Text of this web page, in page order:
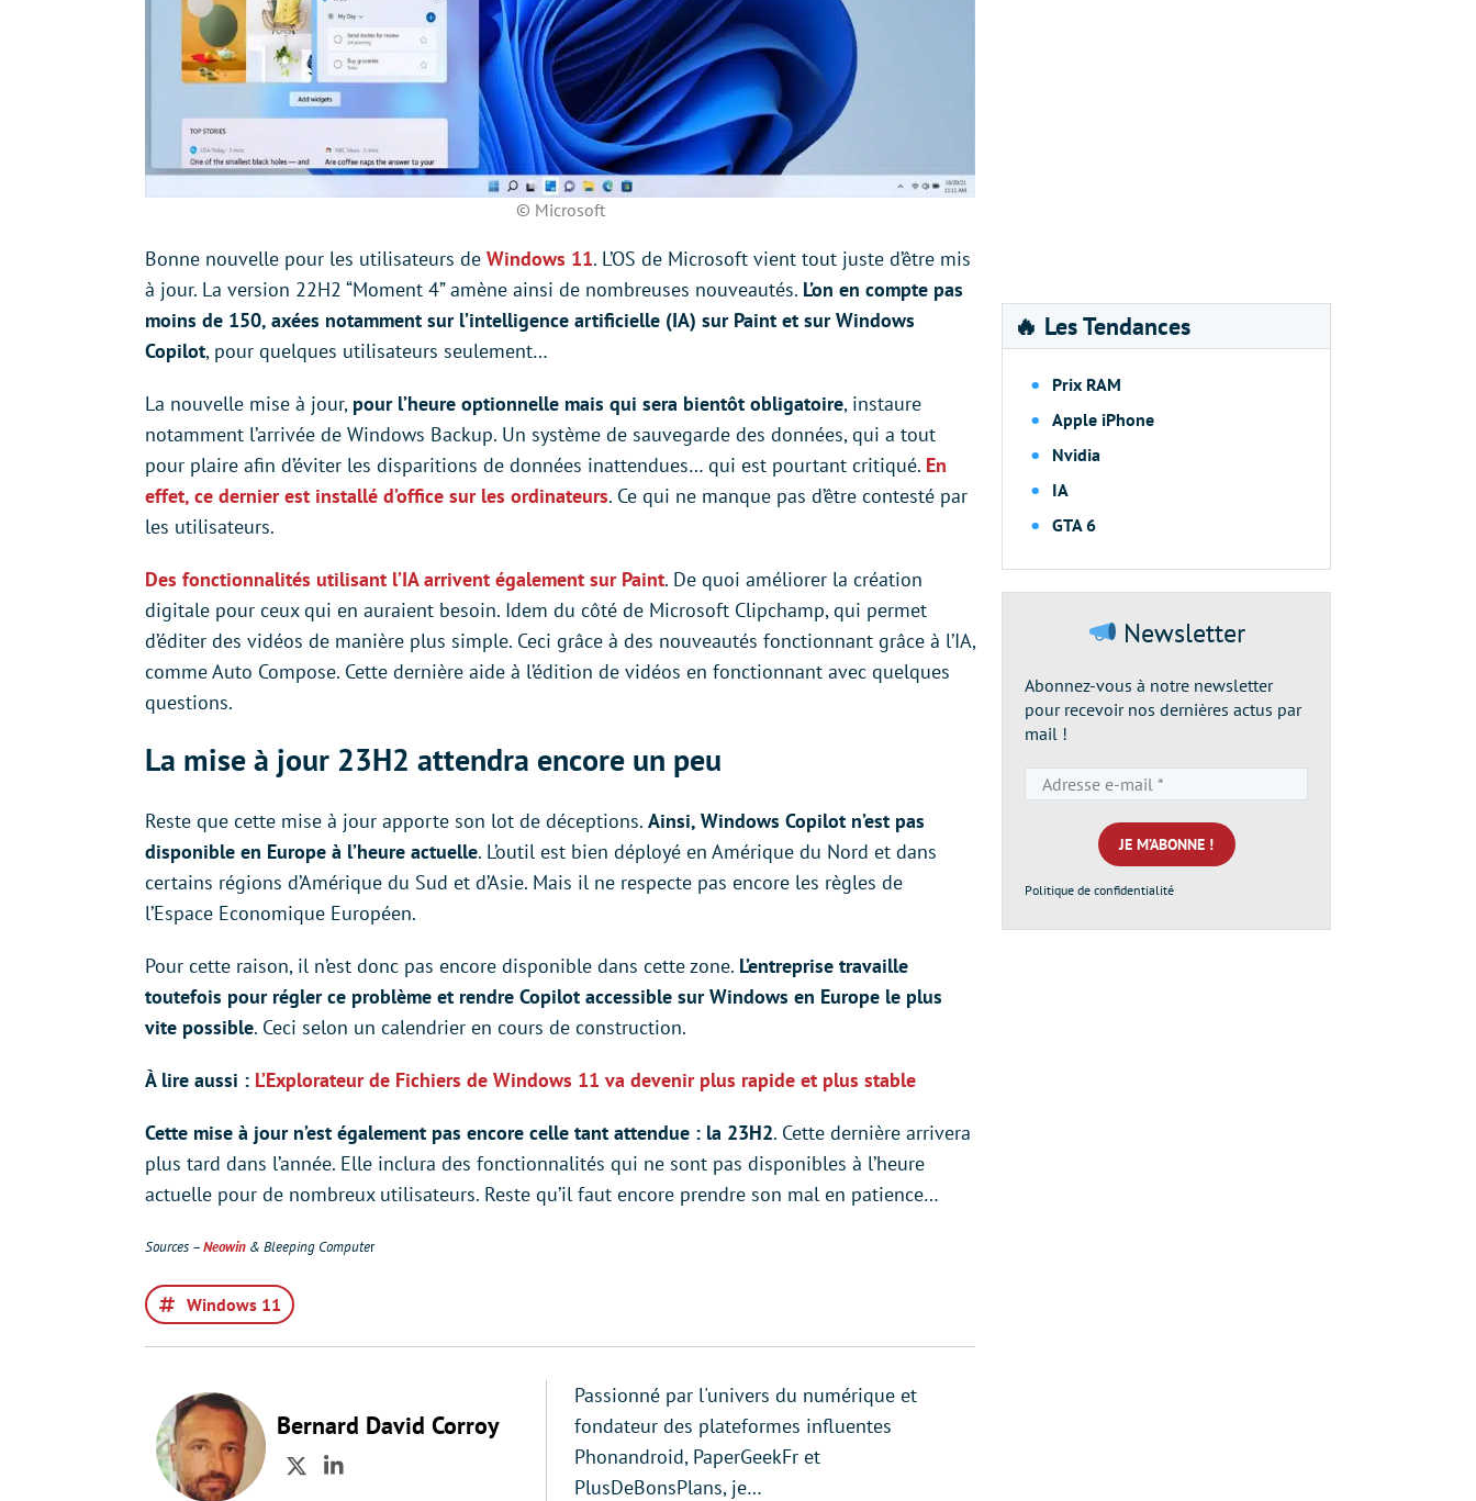
© Microsoft
Bonne nouvelle pour les utilisateurs de Windows 11. L’OS de Microsoft vient tout juste d’être mis
à jour. La version 22H2 “Moment 4” amène ainsi de nombreuses nouveautés. L’on en compte pas
moins de 150, axées notamment sur l’intelligence artificielle (IA) sur Paint et sur Windows
Copilot, pour quelques utilisateurs seulement…
La nouvelle mise à jour, pour l’heure optionnelle mais qui sera bientôt obligatoire, instaure
notamment l’arrivée de Windows Backup. Un système de sauvegarde des données, qui a tout
pour plaire afin d’éviter les disparitions de données inattendues… qui est pourtant critiqué. En
effet, ce dernier est installé d’office sur les ordinateurs. Ce qui ne manque pas d’être contesté par
les utilisateurs.
Des fonctionnalités utilisant l’IA arrivent également sur Paint. De quoi améliorer la création
digitale pour ceux qui en auraient besoin. Idem du côté de Microsoft Clipchamp, qui permet
d’éditer des vidéos de manière plus simple. Ceci grâce à des nouveautés fonctionnant grâce à l’IA,
comme Auto Compose. Cette dernière aide à l’édition de vidéos en fonctionnant avec quelques
questions.
La mise à jour 23H2 attendra encore un peu
Reste que cette mise à jour apporte son lot de déceptions. Ainsi, Windows Copilot n’est pas
disponible en Europe à l’heure actuelle. L’outil est bien déployé en Amérique du Nord et dans
certains régions d’Amérique du Sud et d’Asie. Mais il ne respecte pas encore les règles de
l’Espace Economique Européen.
Pour cette raison, il n’est donc pas encore disponible dans cette zone. L’entreprise travaille
toutefois pour régler ce problème et rendre Copilot accessible sur Windows en Europe le plus
vite possible. Ceci selon un calendrier en cours de construction.
À lire aussi : L’Explorateur de Fichiers de Windows 11 va devenir plus rapide et plus stable
Cette mise à jour n’est également pas encore celle tant attendue : la 23H2. Cette dernière arrivera
plus tard dans l’année. Elle inclura des fonctionnalités qui ne sont pas disponibles à l’heure
actuelle pour de nombreux utilisateurs. Reste qu’il faut encore prendre son mal en patience…
Sources –Neowin & Bleeping Computer
Windows 11
Bernard David Corroy
TwitterLinkedIn
Passionné par l'univers du numérique et
fondateur des plateformes influentes
Phonandroid, PaperGeekFr et
PlusDeBonsPlans, je…
🔥 Les Tendances
Prix RAM
Apple iPhone
Nvidia
IA
GTA 6
Newsletter
Abonnez-vous à notre newsletter
pour recevoir nos dernières actus par
mail !
e-
mail
*
Politique de confidentialité